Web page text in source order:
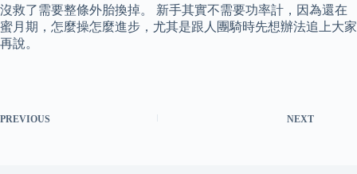
沒救了需要整條外胎換掉。 新手其實不需要功率計，因為還在
蜜月期，怎麼操怎麼進步，尤其是跟人團騎時先想辦法追上大家
再說。
PREVIOUS NEXT